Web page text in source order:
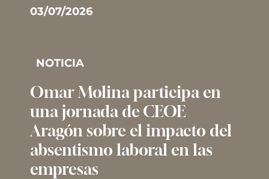
03/07/2026
NOTICIA
Omar Molina participa en
una jornada de CEOE
Aragón sobre el impacto del
absentismo laboral en las
empresas